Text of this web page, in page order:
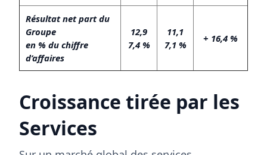
Résultat net part du
Groupe
en % du chiffre
d’affaires
12,9
7,4 %
11,1
7,1 %
+ 16,4 %
Croissance tirée par les
Services